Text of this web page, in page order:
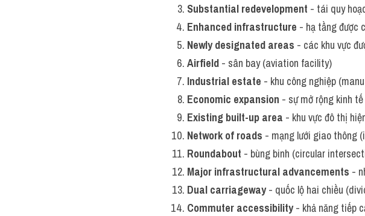
Substantial redevelopment - tái quy
Enhanced infrastructure - hạ tầng được
Newly designated areas - các khu vực
Airfield - sân bay (aviation facility)
Industrial estate - khu công nghiệp
Economic expansion - sự mở rộng kinh
Existing built-up area - khu vực đô thị
Network of roads - mạng lưới giao thông
Roundabout - bùng binh (circular
Major infrastructural advancements -
Dual carriageway - quốc lộ hai chiều
Commuter accessibility - khả năng tiếp